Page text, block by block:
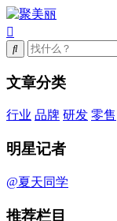
文章分类
行业 品牌 研发 零售
明星记者
@夏天同学
推荐栏目